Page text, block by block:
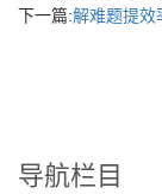
下一篇:解难题提效
导航栏目